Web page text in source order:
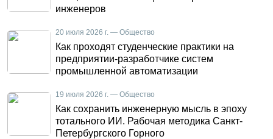
инженеров
20 июля 2026 г. — Общество
Как проходят студенческие практики на
предприятии-разработчике систем
промышленной автоматизации
19 июля 2026 г. — Общество
Как сохранить инженерную мысль в эпоху
тотального ИИ. Рабочая методика Санкт-
Петербургского Горного